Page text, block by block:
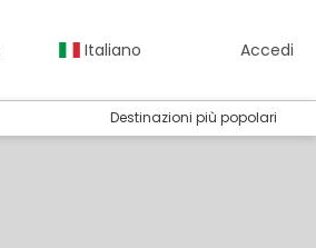
Italiano Accedi
Destinazioni più popolari